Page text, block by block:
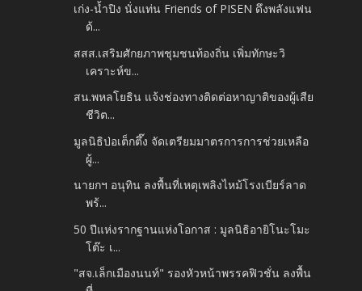
เก่ง-น้ำปิง นั่งแท่น Friends of PISEN ดึงพลังแฟน
ด้...
สสส.เสริมศักยภาพชุมชนท้องถิ่น เพิ่มทักษะวิ
เคราะห์ข...
สน.พหลโยธิน แจ้งช่องทางติดต่อหาญาติของผู้เสีย
ชีวิต...
มูลนิธิป่อเต็กตึ๊ง จัดเตรียมมาตรการการช่วยเหลือ
ผู้...
นายกฯ อนุทิน ลงพื้นที่เหตุเพลิงไหม้โรงเบียร์ลาด
พร้...
50 ปีแห่งรากฐานแห่งโอกาส : มูลนิธิอายิโนะโมะ
โต๊ะ เ...
"สจ.เล็กเมืองนนท์" รองหัวหน้าพรรคฟิวชั่น ลงพื้น